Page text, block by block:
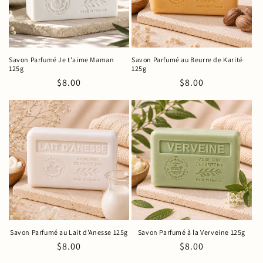
i
o
n
Savon Parfumé Je t'aime Maman
125g
Prix
$8.00
Savon Parfumé au Beurre de Karité
125g
Prix
$8.00
Savon Parfumé au Lait d'Anesse 125g
Prix
$8.00
Savon Parfumé à la Verveine 125g
Prix
$8.00